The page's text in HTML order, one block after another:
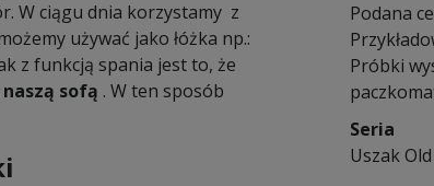
W ciągu dnia korzystamy z
używać jako łóżka np.:
z funkcją spania jest to, że
naszą sofą . W ten sposób
Podana
Próbki
Seria
Uszak Old